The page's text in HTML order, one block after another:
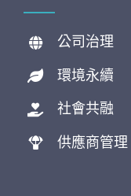
公司治理
環境永續
社會共融
供應商管理